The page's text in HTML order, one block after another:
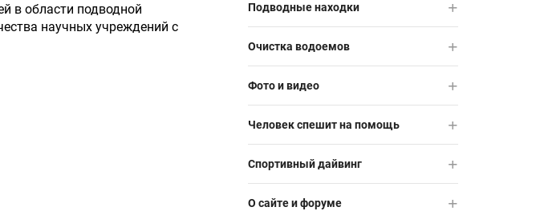
в области подводной
научных учреждений с
Подводные находки
Очистка водоемов
Фото и видео
Человек спешит на помощь
Спортивный дайвинг
О сайте и форуме